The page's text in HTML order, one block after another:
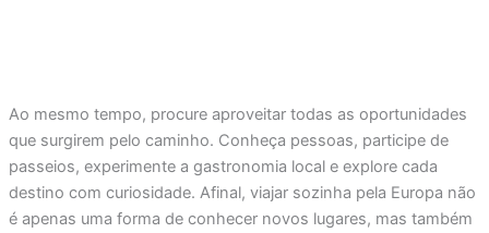
Ao mesmo tempo, procure aproveitar todas as oportunidades
que surgirem pelo caminho. Conheça pessoas, participe de
passeios, experimente a gastronomia local e explore cada
destino com curiosidade. Afinal, viajar sozinha pela Europa não
é apenas uma forma de conhecer novos lugares, mas também